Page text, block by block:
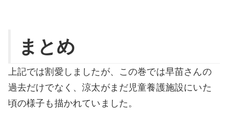
まとめ
上記では割愛しましたが、この巻では早苗さんの
過去だけでなく、涼太がまだ児童養護施設にいた
頃の様子も描かれていました。